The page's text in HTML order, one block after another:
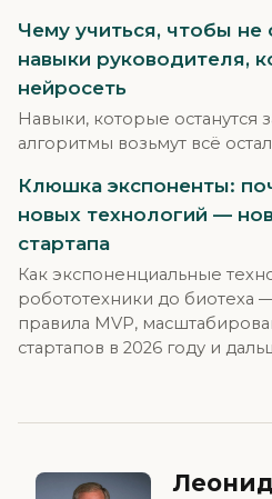
Чему учиться, чтобы не
навыки руководителя,
нейросеть
Навыки, которые останутся
алгоритмы возьмут всё
Клюшка экспоненты:
новых технологий —
стартапа
Как экспоненциальные
робототехники до биотеха
правила MVP,
стартапов в 2026 году и